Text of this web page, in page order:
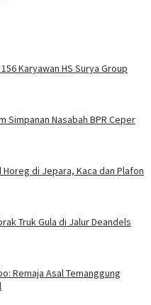
Karyawan HS Surya Group
Simpanan Nasabah BPR Ceper
Horeg di Jepara, Kaca dan Plafon
Truk Gula di Jalur Deandels
Remaja Asal Temanggung